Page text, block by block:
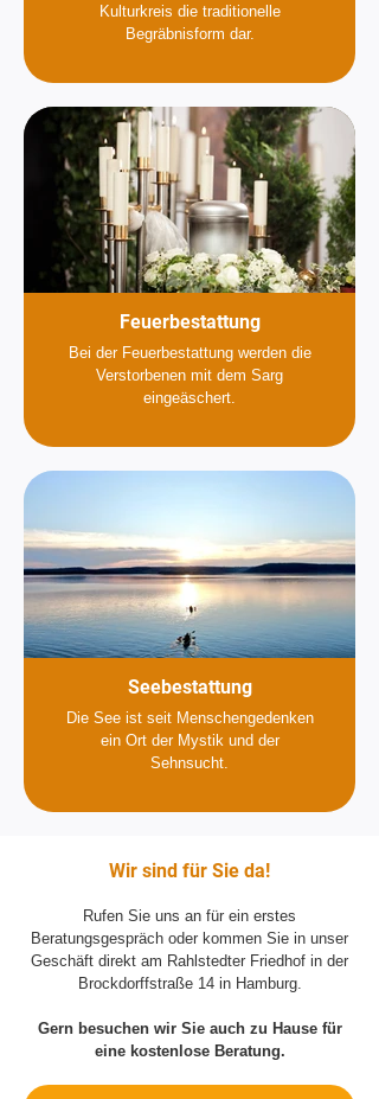
Kulturkreis die traditionelle
Begräbnisform dar.
Feuerbestattung
Bei der Feuerbestattung werden die
Verstorbenen mit dem Sarg
eingeäschert.
Seebestattung
Die See ist seit Menschengedenken
ein Ort der Mystik und der
Sehnsucht.
Wir sind für Sie da!
Rufen Sie uns an für ein erstes
Beratungsgespräch oder kommen Sie in unser
Geschäft direkt am Rahlstedter Friedhof in der
Brockdorffstraße 14 in Hamburg.
Gern besuchen wir Sie auch zu Hause für
eine kostenlose Beratung.